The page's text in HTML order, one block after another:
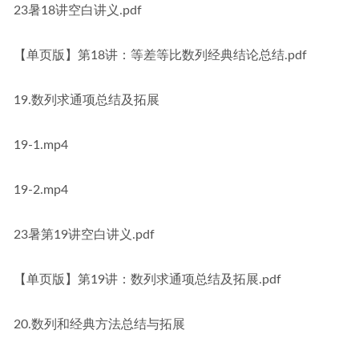
23暑18讲空白讲义.pdf
【单页版】第18讲：等差等比数列经典结论总结.pdf
19.数列求通项总结及拓展
19-1.mp4
19-2.mp4
23暑第19讲空白讲义.pdf
【单页版】第19讲：数列求通项总结及拓展.pdf
20.数列和经典方法总结与拓展